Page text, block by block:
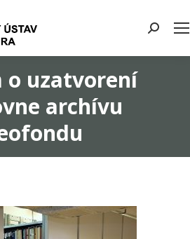
Search:
o uzatvorení
archívu